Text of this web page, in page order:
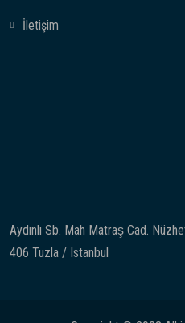
İletişim
Aydınlı Sb. Mah Matraş Cad.
406 Tuzla / Istanbul